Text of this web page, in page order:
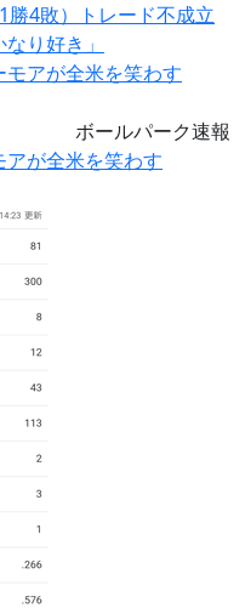
勝4敗）トレード不成立
り好き」
ボールパーク速報
アが全米を笑わす